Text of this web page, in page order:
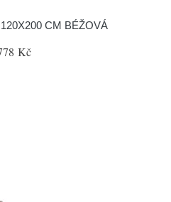
CM BÉŽOVÁ
Kč